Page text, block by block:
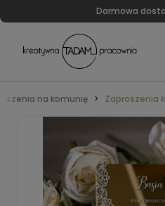
Darmowa
na komunię Zaproszenia